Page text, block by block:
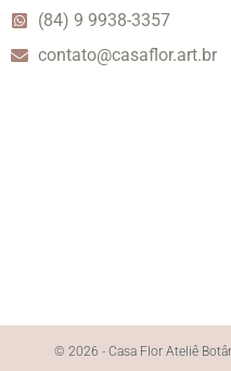
(84) 9 9938-3357
contato@casaflor.art.br
© 2026 - Casa Flor Ateliê